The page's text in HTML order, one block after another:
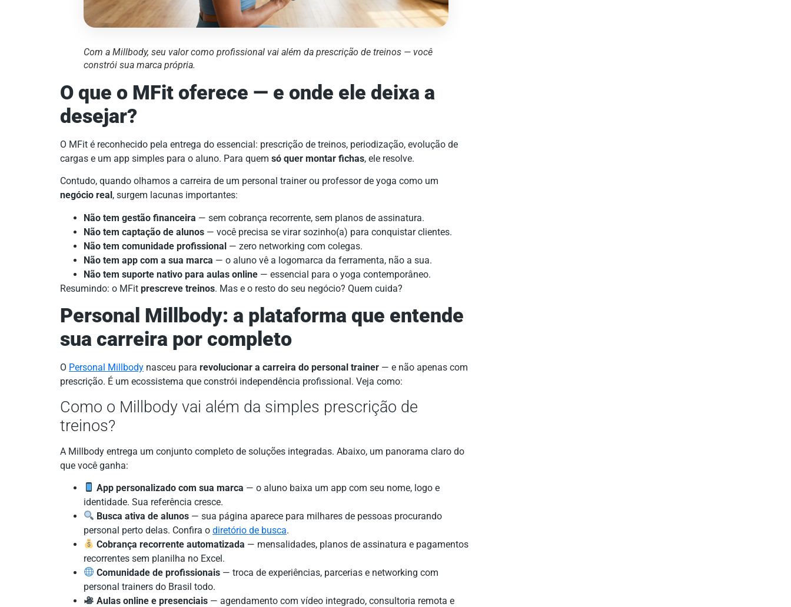
Com a Millbody, seu valor como profissional vai além da prescrição de treinos — você
constrói sua marca própria.
O que o MFit oferece — e onde ele deixa a
desejar?
O MFit é reconhecido pela entrega do essencial: prescrição de treinos, periodização, evolução de
cargas e um app simples para o aluno. Para quem só quer montar fichas, ele resolve.
Contudo, quando olhamos a carreira de um personal trainer ou professor de yoga como um
negócio real , surgem lacunas importantes:
Não tem gestão financeira — sem cobrança recorrente, sem planos de assinatura.
Não tem captação de alunos — você precisa se virar sozinho(a) para conquistar clientes.
Não tem comunidade profissional — zero networking com colegas.
Não tem app com a sua marca — o aluno vê a logomarca da ferramenta, não a sua.
Não tem suporte nativo para aulas online — essencial para o yoga contemporâneo.
Resumindo: o MFit prescreve treinos. Mas e o resto do seu negócio? Quem cuida?
Personal Millbody: a plataforma que entende
sua carreira por completo
O Personal Millbody nasceu para revolucionar a carreira do personal trainer — e não apenas com
prescrição. É um ecossistema que constrói independência profissional. Veja como:
Como o Millbody vai além da simples prescrição de
treinos?
A Millbody entrega um conjunto completo de soluções integradas. Abaixo, um panorama claro do
que você ganha:
App personalizado com sua marca — o aluno baixa um app com seu nome, logo e
identidade. Sua referência cresce.
Busca ativa de alunos — sua página aparece para milhares de pessoas procurando
personal perto delas. Confira o diretório de busca.
Cobrança recorrente automatizada — mensalidades, planos de assinatura e pagamentos
recorrentes sem planilha no Excel.
Comunidade de profissionais — troca de experiências, parcerias e networking com
personal trainers do Brasil todo.
Aulas online e presenciais — agendamento com vídeo integrado, consultoria remota e